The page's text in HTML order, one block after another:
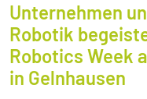
Unternehmen
Robotik
Robotics Week
in Gelnhausen